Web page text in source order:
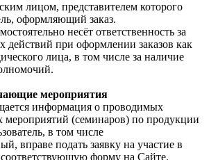
лицом, представителем которого
оформляющий заказ.
несёт ответственность за
действий при оформлении заказов как
лица, в том числе за наличие
мероприятия
информация о проводимых
(семинаров) по продукции
в том числе
вправе подать заявку на участие в
форму на Сайте.